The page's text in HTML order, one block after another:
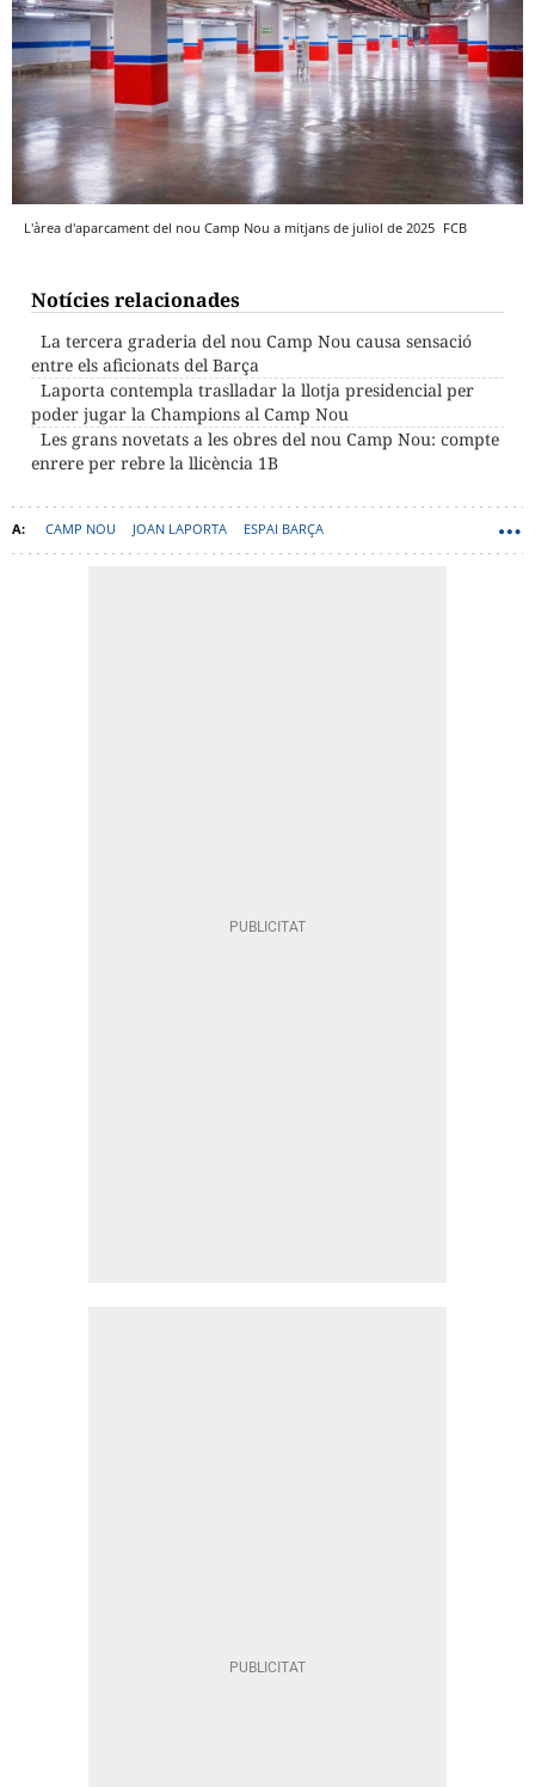
L'àrea d'aparcament del nou Camp Nou a mitjans de juliol de 2025 FCB
Notícies relacionades
La tercera graderia del nou Camp Nou causa sensació
entre els aficionats del Barça
Laporta contempla traslladar la llotja presidencial per
poder jugar la Champions al Camp Nou
Les grans novetats a les obres del nou Camp Nou: compte
enrere per rebre la llicència 1B
CAMP NOU JOAN LAPORTA ESPAI BARÇA